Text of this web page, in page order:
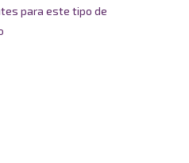
para este tipo de